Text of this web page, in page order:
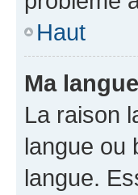
Haut
Ma
La raison
langue ou
langue.